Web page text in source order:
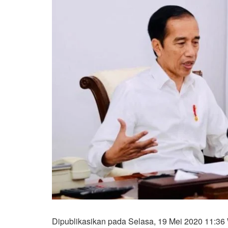
Dipublikasikan pada Selasa, 19 Mei 2020 11:36